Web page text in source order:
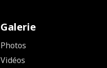
Galerie
Photos
Vidéos